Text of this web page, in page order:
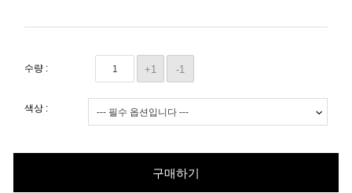
수량 : +1 -1
색상 :
구매하기